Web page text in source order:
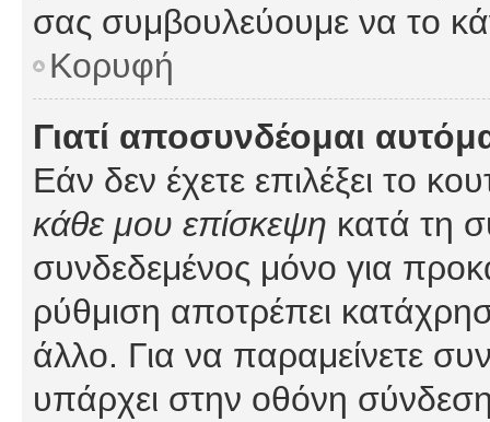
σας συμβουλεύουμε να το
Κορυφή
Γιατί αποσυνδέομαι
Εάν δεν έχετε επιλέξει το
κάθε μου επίσκεψη κατά τη
συνδεδεμένος μόνο για
ρύθμιση αποτρέπει
άλλο. Για να παραμείνετε
υπάρχει στην οθόνη